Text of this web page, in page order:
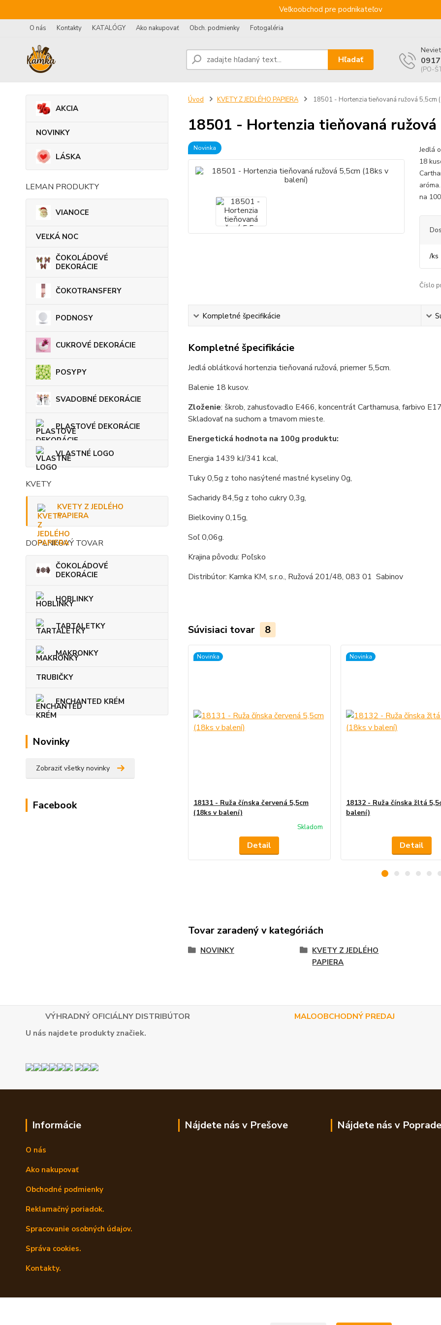
Veľkoobchod pre podnikateľov
O nás Kontakty KATALÓGY Ako nakupovať Obch. podmienky Fotogaléria
Hľadať
(PO-
AKCIA
NOVINKY
LÁSKA
LEMAN PRODUKTY
VIANOCE
VEĽKÁ NOC
ČOKOLÁDOVÉ
DEKORÁCIE
ČOKOTRANSFERY
PODNOSY
CUKROVÉ DEKORÁCIE
POSYPY
SVADOBNÉ DEKORÁCIE
PLASTOVÉ DEKORÁCIE
VLASTNÉ LOGO
KVETY
KVETY Z JEDLÉHO
PAPIERA
DOPLNKOVÝ TOVAR
ČOKOLÁDOVÉ
DEKORÁCIE
HOBLINKY
TARTALETKY
MAKRONKY
TRUBIČKY
ENCHANTED KRÉM
Novinky
Zobraziť všetky novinky
Facebook
Úvod KVETY Z JEDLÉHO PAPIERA 18501 - Hortenzia tieňovaná ružová 5,5cm
18501 - Hortenzia tieňovaná
Novinka
Jedlá
18
na
/ks
Číslo
Kompletné špecifikácie
Kompletné špecifikácie
Jedlá oblátková hortenzia tieňovaná ružová, priemer 5,5cm.
Balenie 18 kusov.
Zloženie: škrob, zahusťovadlo E466, koncentrát Carthamusa, farbivo
Skladovať na suchom a tmavom mieste.
Energetická hodnota na 100g produktu:
Energia 1439 kJ/341 kcal,
Tuky 0,5g z toho nasýtené mastné kyseliny 0g,
Sacharidy 84,5g z toho cukry 0,3g,
Bielkoviny 0,15g,
Soľ 0,06g.
Krajina pôvodu: Poľsko
Distribútor: Kamka KM, s.r.o., Ružová 201/48, 083 01 Sabinov
Súvisiaci tovar 8
Novinka
18131 - Ruža čínska červená 5,5cm
(18ks v balení)
Skladom
Detail
Novinka
18132 - Ruža čínska žltá
balení)
Detail
Tovar zaradený v kategóriách
NOVINKY
KVETY Z JEDLÉHO
PAPIERA
VÝHRADNÝ OFICIÁLNY DISTRIBÚTOR
MALOOBCHODNÝ PREDAJ
U nás najdete produkty značiek.
Informácie
O nás
Ako nakupovať
Obchodné podmienky
Reklamačný poriadok.
Spracovanie osobných údajov.
Správa cookies.
Kontakty.
Nájdete nás v Prešove Nájdete nás v Poprade